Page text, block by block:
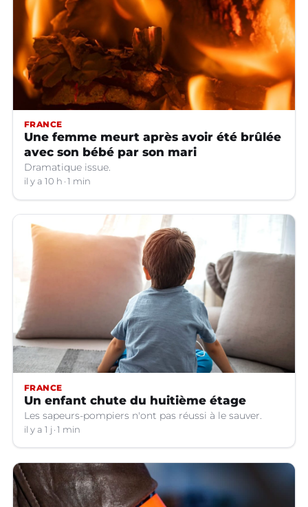
FRANCE
Une femme meurt après avoir été brûlée
avec son bébé par son mari
Dramatique issue.
il y a 10 h 1 min
FRANCE
Un enfant chute du huitième étage
Les sapeurs-pompiers n'ont pas réussi à le sauver.
il y a 1 j 1 min